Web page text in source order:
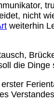
nicht
weiterhin
die Dinge